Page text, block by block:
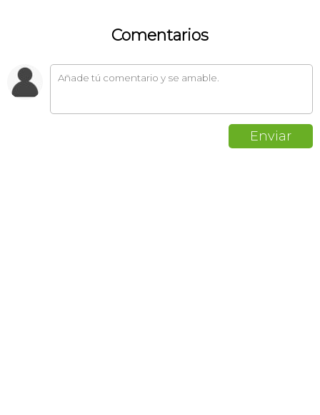
Comentarios